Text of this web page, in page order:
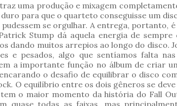
uma produção e mixagem
para que o quarteto conseguisse um
pudessem se orgulhar. A entrega, portanto,
Stump dá aquela energia de
dando muitos arrepios ao longo do disco.
e pesados, algo que sentíamos falta
a importante função no álbum de criar
o desafio de equilibrar o disco
O equilíbrio entre os dois gêneros se
tem o maior momento da história do Fall
quase todas as faixas, mas